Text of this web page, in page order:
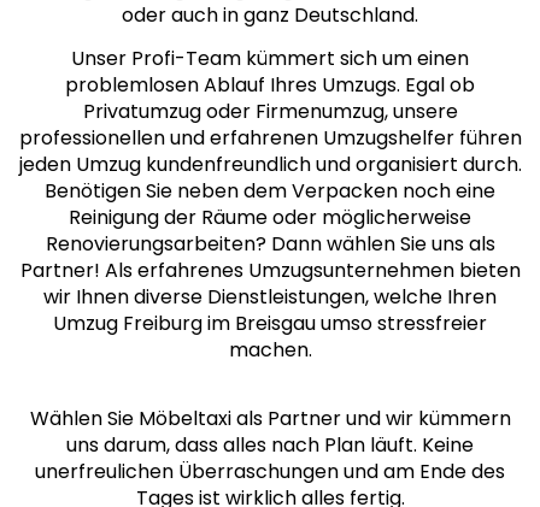
oder auch in ganz Deutschland.
Unser Profi-Team kümmert sich um einen
problemlosen Ablauf Ihres Umzugs. Egal ob
Privatumzug oder Firmenumzug, unsere
professionellen und erfahrenen Umzugshelfer führen
jeden Umzug kundenfreundlich und organisiert durch.
Benötigen Sie neben dem Verpacken noch eine
Reinigung der Räume oder möglicherweise
Renovierungsarbeiten? Dann wählen Sie uns als
Partner! Als erfahrenes Umzugsunternehmen bieten
wir Ihnen diverse Dienstleistungen, welche Ihren
Umzug Freiburg im Breisgau umso stressfreier
machen.
Wählen Sie Möbeltaxi als Partner und wir kümmern
uns darum, dass alles nach Plan läuft. Keine
unerfreulichen Überraschungen und am Ende des
Tages ist wirklich alles fertig.